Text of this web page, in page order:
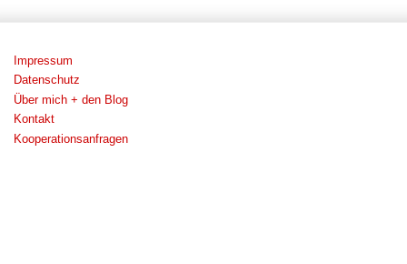
Impressum
Datenschutz
Über mich + den Blog
Kontakt
Kooperationsanfragen